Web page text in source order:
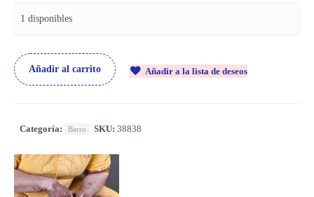
1 disponibles
Añadir al carrito Añadir a la lista de deseos
Categoría: Barro SKU: 38838